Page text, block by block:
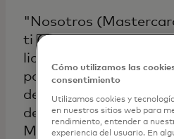
"Nosotros
ti (Cliente u otro
licencia limitada, no
para que veas,
descargues todo
define a continuación,
Mastercard con el
Cómo utilizamos las
consentimiento
Utilizamos cookies y
en nuestros sitios web para
rendimiento, entender a
experiencia del usuario. En